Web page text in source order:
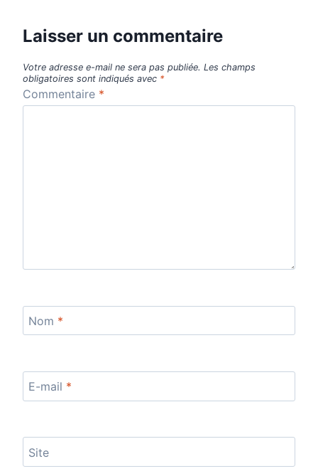
Laisser un commentaire
Votre adresse e-mail ne sera pas publiée. Les champs
obligatoires sont indiqués avec *
Commentaire *
Nom *
E-mail *
Site